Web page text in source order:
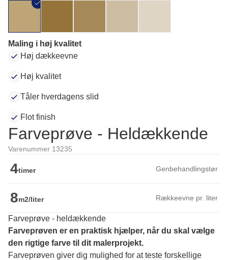
Maling i høj kvalitet
Høj dækkeevne
Høj kvalitet
Tåler hverdagens slid
Flot finish
Farveprøve - Heldækkende
Varenummer 13235
4timer Genbehandlingstør
8m2/liter Rækkeevne pr. liter
Farveprøve - heldækkende
Farveprøven er en praktisk hjælper, når du skal vælge
den rigtige farve til dit malerprojekt.
Farveprøven giver dig mulighed for at teste forskellige